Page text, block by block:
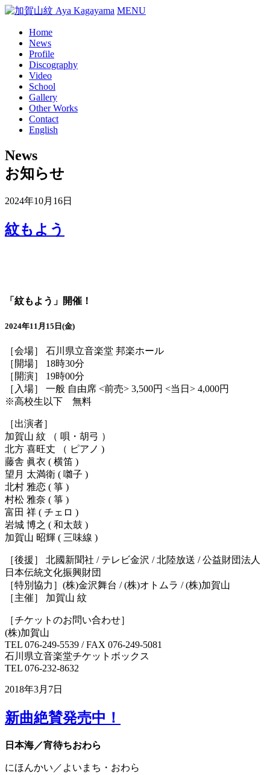
MENU
Home
News
Profile
Discography
Video
School
Gallery
Other Works
Contact
English
News
お知らせ
2024年10月16日
紋もよう
「紋もよう」開催！
2024年11月15日(金)
［会場］ 石川県立音楽堂 邦楽ホール
［開場］ 18時30分
［開演］ 19時00分
［入場］ 一般 自由席 <前売> 3,500円 <当日> 4,000円
※高校生以下 無料
［出演者］
加賀山 紋 （ 唄・胡弓 ）
北方 喜旺丈 （ ピアノ )
藤舎 眞衣 ( 横笛 )
望月 太満衛 ( 囃子 )
北村 雅恋 ( 箏 )
村松 雅奈 ( 箏 )
富田 祥 ( チェロ )
岩城 博之 ( 和太鼓 )
加賀山 昭輝 ( 三味線 )
［後援］ 北國新聞社 / テレビ金沢 / 北陸放送 / 公益財団法人
日本伝統文化振興財団
［特別協力］(株)金沢舞台 / (株)オトムラ / (株)加賀山
［主催］ 加賀山 紋
［チケットのお問い合わせ］
(株)加賀山
TEL 076-249-5539 / FAX 076-249-5081
石川県立音楽堂チケットボックス
TEL 076-232-8632
2018年3月7日
新曲絶賛発売中！
日本海／宵待ちおわら
にほんかい／よいまち・おわら